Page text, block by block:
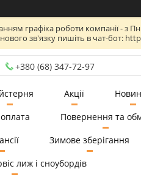
графіка роботи компанії - з
зв'язку пишіть в чат-бот:
+380 (68) 347-72-97
Акції
Повернення та
Зимове зберігання
лиж і сноубордів